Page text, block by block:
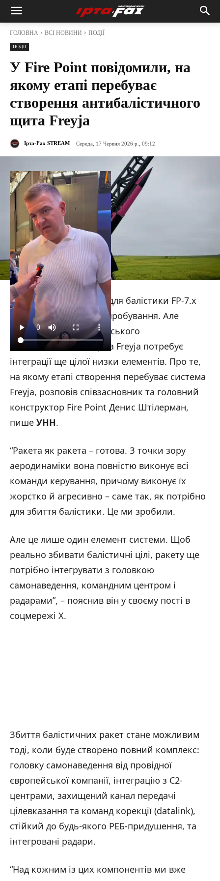
ГОЛОВНА ВСІ НОВИНИ ПОДІЇ
ПОДІЇ
У Fire Point повідомили, на
якому етапі перебуває
створення антибалістичного
щита Freyja
Ірта-Fax STREAM Середа, 17 Червня 2026 р., 09:12
Ракета-перехоплювач для балістики FP-7.x
пройшла необхідні випробування. Але
створення пан’європейського
антибалістичного щита Freyja потребує
інтеграції ще цілої низки елементів. Про те,
на якому етапі створення перебуває система
Freyja, розповів співзасновник та головний
конструктор Fire Point Денис Штілерман,
пише УНН.
“Ракета як ракета – готова. З точки зору
аеродинаміки вона повністю виконує всі
команди керування, причому виконує їх
жорстко й агресивно – саме так, як потрібно
для збиття балістики. Це ми зробили.
Але це лише один елемент системи. Щоб
реально збивати балістичні цілі, ракету ще
потрібно інтегрувати з головкою
самонаведення, командним центром і
радарами”, – пояснив він у своєму пості в
соцмережі Х.
Збиття балістичних ракет стане можливим
тоді, коли буде створено повний комплекс:
головку самонаведення від провідної
європейської компанії, інтеграцію з C2-
центрами, захищений канал передачі
цілевказання та команд корекції (datalink),
стійкий до будь-якого РЕБ-придушення, та
інтегровані радари.
“Над кожним із цих компонентів ми вже